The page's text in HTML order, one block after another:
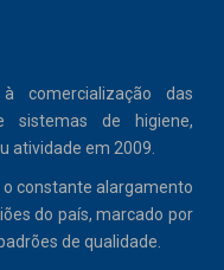
comercialização das
sistemas de higiene,
atividade em 2009.
constante alargamento
do país, marcado por
de qualidade.